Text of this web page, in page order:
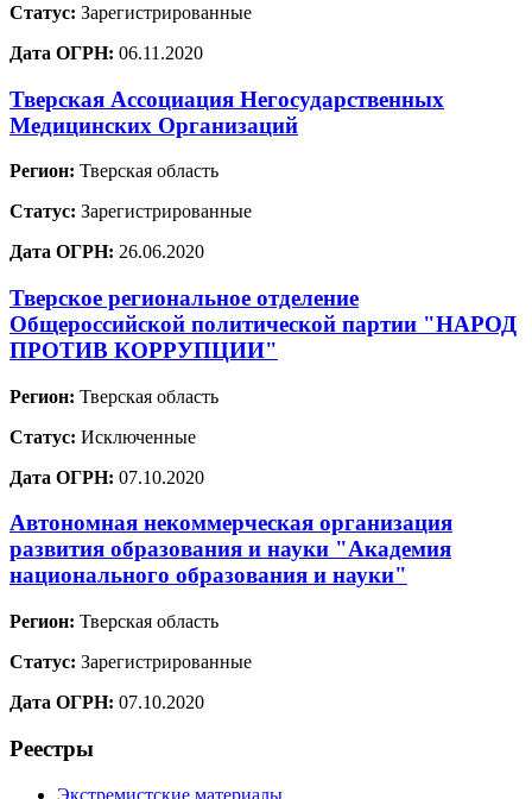
Статус: Зарегистрированные
Дата ОГРН: 06.11.2020
Тверская Ассоциация Негосударственных
Медицинских Организаций
Регион: Тверская область
Статус: Зарегистрированные
Дата ОГРН: 26.06.2020
Тверское региональное отделение
Общероссийской политической партии "НАРОД
ПРОТИВ КОРРУПЦИИ"
Регион: Тверская область
Статус: Исключенные
Дата ОГРН: 07.10.2020
Автономная некоммерческая организация
развития образования и науки "Академия
национального образования и науки"
Регион: Тверская область
Статус: Зарегистрированные
Дата ОГРН: 07.10.2020
Реестры
Экстремистские материалы